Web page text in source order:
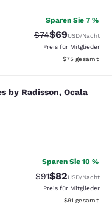
Sparen Sie 7 %
$74Vergünstigter
$69USD/Nacht
Preis für Mitglieder
Geschätzte
$75 gesamt
by Radisson,
by Radisson, Ocala
Mittelmäßig. 323
Sparen Sie 10 %
$91Vergünstigter
$82USD/Nacht
Preis für Mitglieder
Geschätzte
$91 gesamt